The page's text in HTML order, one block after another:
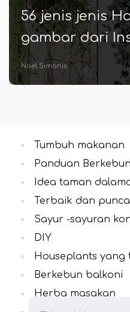
56 jenis jenis
gambar dari
Noel Simonis
Tumbuh makanan
Panduan Berkebun
Idea taman
Terbaik dan
Sayur -sayuran
DIY
Houseplants yang
Berkebun balkoni
Herba masakan